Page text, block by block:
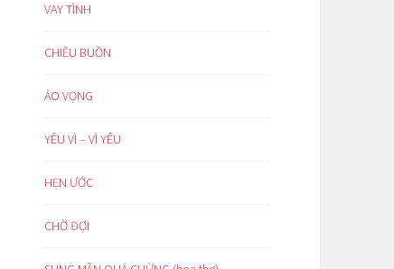
VAY TÌNH
CHIỀU BUỒN
ẢO VỌNG
YÊU VÌ – VÌ YÊU
HẸN ƯỚC
CHỜ ĐỢI